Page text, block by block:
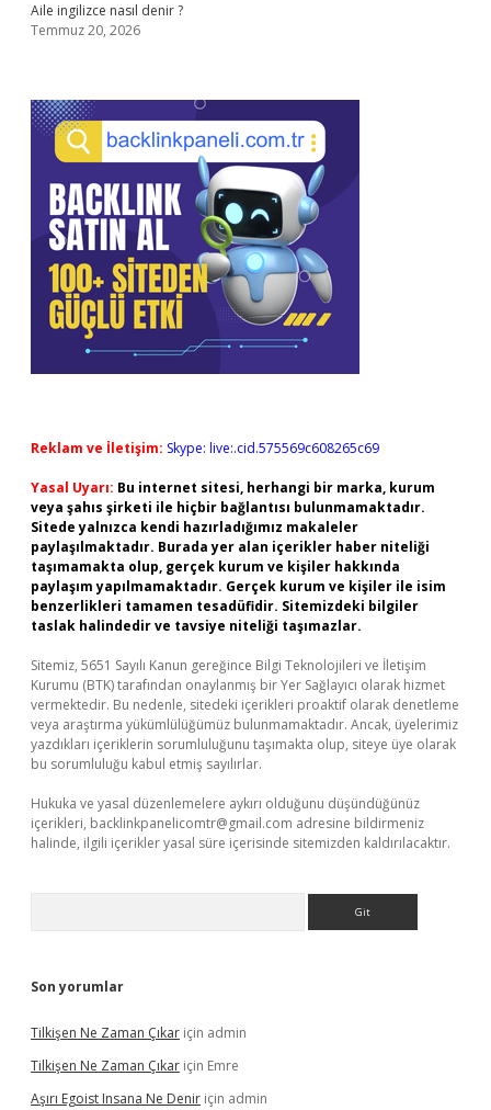
Aile ingilizce nasıl denir ?
Temmuz 20, 2026
Reklam ve İletişim: Skype: live:.cid.575569c608265c69
Yasal Uyarı: Bu internet sitesi, herhangi bir marka, kurum
veya şahıs şirketi ile hiçbir bağlantısı bulunmamaktadır.
Sitede yalnızca kendi hazırladığımız makaleler
paylaşılmaktadır. Burada yer alan içerikler haber niteliği
taşımamakta olup, gerçek kurum ve kişiler hakkında
paylaşım yapılmamaktadır. Gerçek kurum ve kişiler ile isim
benzerlikleri tamamen tesadüfidir. Sitemizdeki bilgiler
taslak halindedir ve tavsiye niteliği taşımazlar.
Sitemiz, 5651 Sayılı Kanun gereğince Bilgi Teknolojileri ve İletişim
Kurumu (BTK) tarafından onaylanmış bir Yer Sağlayıcı olarak hizmet
vermektedir. Bu nedenle, sitedeki içerikleri proaktif olarak denetleme
veya araştırma yükümlülüğümüz bulunmamaktadır. Ancak, üyelerimiz
yazdıkları içeriklerin sorumluluğunu taşımakta olup, siteye üye olarak
bu sorumluluğu kabul etmiş sayılırlar.
Hukuka ve yasal düzenlemelere aykırı olduğunu düşündüğünüz
içerikleri, backlinkpanelicomtr@gmail.com adresine bildirmeniz
halinde, ilgili içerikler yasal süre içerisinde sitemizden kaldırılacaktır.
Son yorumlar
Tilkişen Ne Zaman Çıkar için admin
Tilkişen Ne Zaman Çıkar için Emre
Aşırı Egoist Insana Ne Denir için admin